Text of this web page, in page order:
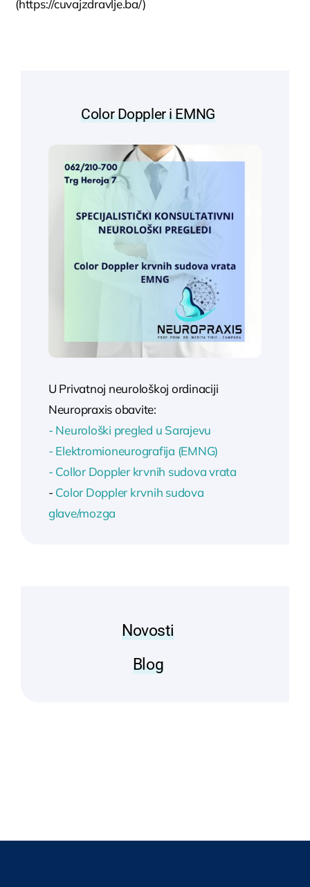
(https://cuvajzdravlje.ba/)
Color Doppler i EMNG
U Privatnoj neurološkoj ordinaciji
Neuropraxis obavite:
- Neurološki pregled u Sarajevu
- Elektromioneurografija (EMNG)
- Collor Doppler krvnih sudova vrata
- Color Doppler krvnih sudova
glave/mozga
Novosti
Blog